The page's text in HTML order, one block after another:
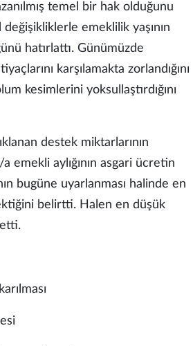
temel bir hak olduğunu
emeklilik yaşının
hatırlattı. Günümüzde
karşılamakta zorlandığını
kesimlerini yoksullaştırdığını
destek miktarlarının
emekli aylığının asgari ücretin
bugüne uyarlanması halinde en
belirtti. Halen en düşük